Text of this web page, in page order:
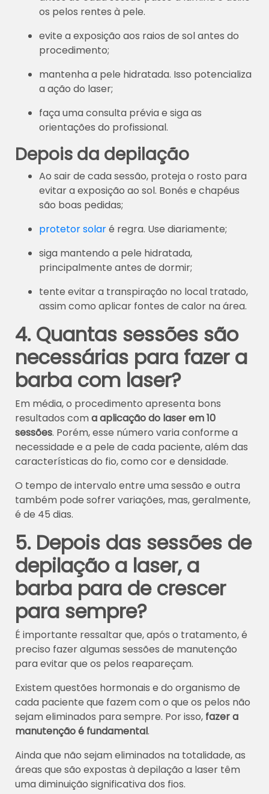
os pelos rentes à pele.
evite a exposição aos raios de sol antes do
procedimento;
mantenha a pele hidratada. Isso potencializa
a ação do laser;
faça uma consulta prévia e siga as
orientações do profissional.
Depois da depilação
Ao sair de cada sessão, proteja o rosto para
evitar a exposição ao sol. Bonés e chapéus
são boas pedidas;
protetor solaré regra. Use diariamente;
siga mantendo a pele hidratada,
principalmente antes de dormir;
tente evitar a transpiração no local tratado,
assim como aplicar fontes de calor na área.
4. Quantas sessões são
necessárias para fazer a
barba com laser?
Em média, o procedimento apresenta bons
resultados coma aplicação do laser em 10
sessões. Porém, esse número varia conforme a
necessidade e a pele de cada paciente, além das
características do fio, como cor e densidade.
O tempo de intervalo entre uma sessão e outra
também pode sofrer variações, mas, geralmente,
é de 45 dias.
5. Depois das sessões de
depilação a laser, a
barba para de crescer
para sempre?
É importante ressaltar que, após o tratamento, é
preciso fazer algumas sessões de manutenção
para evitar que os pelos reapareçam.
Existem questões hormonais e do organismo de
cada paciente que fazem com o que os pelos não
sejam eliminados para sempre. Por isso, fazer a
manutenção é fundamental.
Ainda que não sejam eliminados na totalidade, as
áreas que são expostas à depilação a laser têm
uma diminuição significativa dos fios.